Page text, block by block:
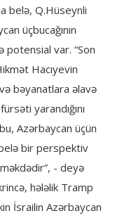
belə, Q.Hüseynli
üçbucağının
potensial var. “Son
Hacıyevin
bəyanatlara əlavə
yarandığını
Azərbaycan üçün
bir perspektiv
- deyə
hələlik Tramp
İsrailin Azərbaycan